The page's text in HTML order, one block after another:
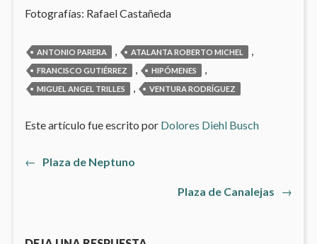
Fotografías: Rafael Castañeda
ANTONIO PARERA , ATALANTA ROBERTO MICHEL ,
FRANCISCO GUTIÉRREZ , HIPÓMENES ,
MIGUEL ANGEL TRILLES , VENTURA RODRÍGUEZ
Este artículo fue escrito por Dolores Diehl Busch
Navegación
←
Artículo
Plaza de Neptuno
Plaza de Canalejas Artículo
→